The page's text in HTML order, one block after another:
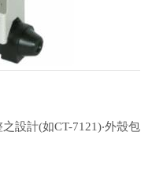
設計(如CT-7121)‧外殼包